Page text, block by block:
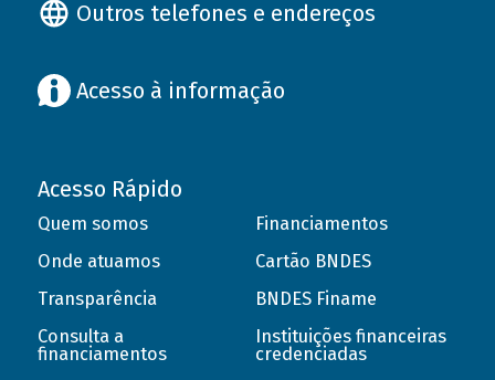
Outros telefones e endereços
Acesso à informação
Acesso Rápido
Quem somos
Onde atuamos
Transparência
Consulta a
financiamentos
Financiamentos
Cartão BNDES
BNDES Finame
Instituições financeiras
credenciadas